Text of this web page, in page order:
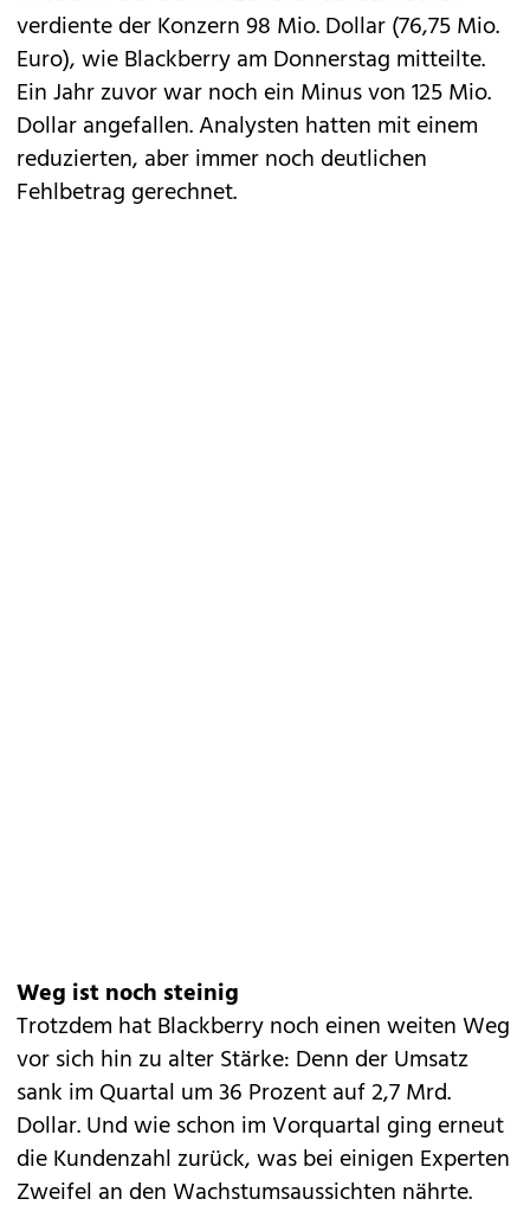
verdiente der Konzern 98 Mio. Dollar (76,75 Mio.
Euro), wie Blackberry am Donnerstag mitteilte.
Ein Jahr zuvor war noch ein Minus von 125 Mio.
Dollar angefallen. Analysten hatten mit einem
reduzierten, aber immer noch deutlichen
Fehlbetrag gerechnet.
Weg ist noch steinig
Trotzdem hat Blackberry noch einen weiten Weg
vor sich hin zu alter Stärke: Denn der Umsatz
sank im Quartal um 36 Prozent auf 2,7 Mrd.
Dollar. Und wie schon im Vorquartal ging erneut
die Kundenzahl zurück, was bei einigen Experten
Zweifel an den Wachstumsaussichten nährte.